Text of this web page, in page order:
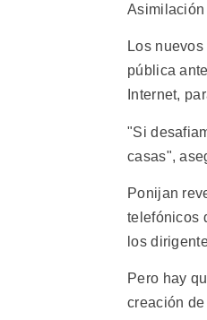
Asimilación
Los
pública
Internet,
"Si
casas",
Ponijan
telefónicos
los
Pero hay
creación